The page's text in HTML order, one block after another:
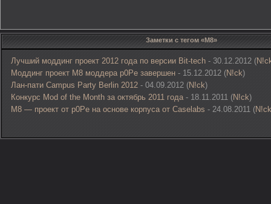
Заметки с тегом «M8»
Лучший моддинг проект 2012 года по версии Bit-tech - 30.12.2012 (
Моддинг проект M8 моддера p0Pe завершен - 15.12.2012 (N!ck)
Лан-пати Campus Party Berlin 2012 - 04.09.2012 (N!ck)
Конкурс Mod of the Month за октябрь 2011 года- 18.11.2011 (N!ck)
M8 — проект от p0Pe на основе корпуса от Caselabs - 24.08.2011 (N!ck